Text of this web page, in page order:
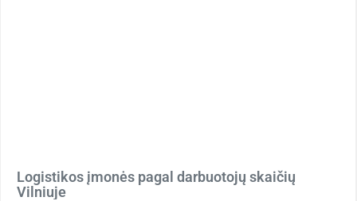
Logistikos įmonės pagal darbuotojų skaičių
Vilniuje